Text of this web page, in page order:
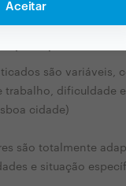
Aceitar
orçamentar os
são variáveis,
trabalho, dificuldade
cidade)
são totalmente
e situação